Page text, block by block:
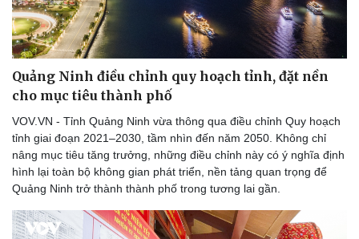
Quảng Ninh điều chỉnh quy hoạch tỉnh, đặt nền
cho mục tiêu thành phố
VOV.VN - Tỉnh Quảng Ninh vừa thông qua điều chỉnh Quy hoạch
tỉnh giai đoạn 2021–2030, tầm nhìn đến năm 2050. Không chỉ
nâng mục tiêu tăng trưởng, những điều chỉnh này có ý nghĩa định
hình lại toàn bộ không gian phát triển, nền tảng quan trọng để
Quảng Ninh trở thành thành phố trong tương lai gần.